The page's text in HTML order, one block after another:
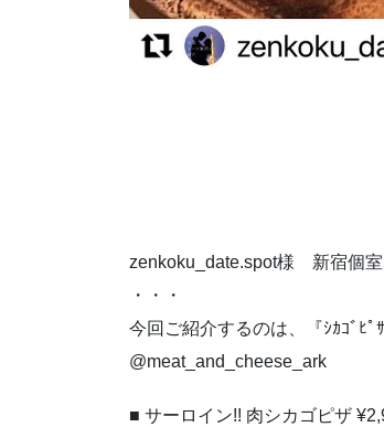
zenkoku_date.spot様 新宿個室
・・・
今回ご紹介するのは、『ｼｶｺﾞﾋﾟ
@meat_and_cheese_ark
■ サーロイン!! 肉シカゴピザ